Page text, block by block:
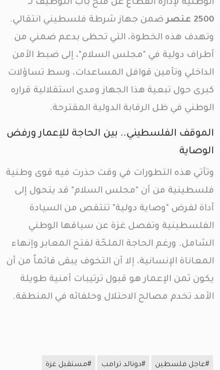
الوطنية لإدارة القطاع عن فتح باب التوظيف لـ
2500 عنصر
ضمن جهاز شرطة فلسطيني انتقالي.
وتهدف هذه الخطوة، التي تحظى بدعم ضمني من
أطراف دولية في "مجلس السلام"، إلى ضبط الأمن
الداخلي وتأمين قوافل المساعدات، وسط تساؤلات
كبرى حول تبعية هذا الجهاز ومدى استقلالية قراره
الوطني في ظل الرقابة الدولية المقترحة.
الموقف الفلسطيني.. بين الحاجة للإعمار ورفض
الوصاية
وتأتي هذه التطورات في وقت حذرت فيه قوى وطنية
فلسطينية من أن "مجلس السلام" قد يتحول إلى
أداة لفرض "وصاية دولية" تنتقص من السيادة
الفلسطينية وتفصل غزة عن سياقها الوطني
الشامل. ورغم الحاجة الملحّة لفتح المعابر وإنهاء
المعاناة الإنسانية، إلا أن التخوف يبقى قائماً من أن
يكون ثمن الإعمار هو قبول ترتيبات أمنية طويلة
الأمد تخدم مصالح الاحتلال وحلفائه في المنطقة.
#عاجل فلسطين #دونالد ترامب #مستقبل غزة